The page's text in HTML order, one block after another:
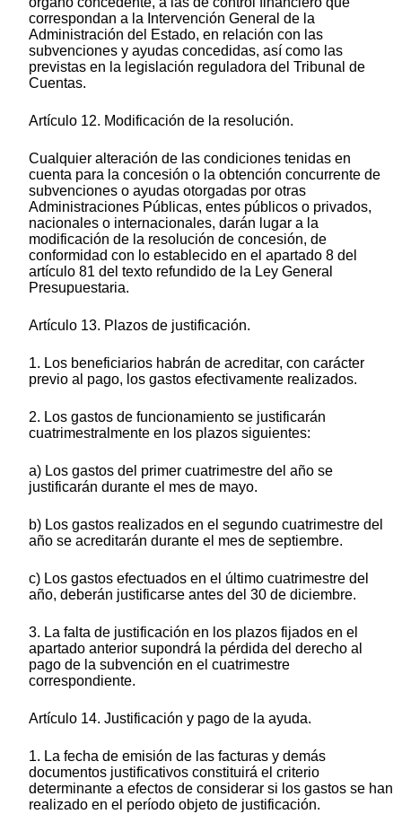
correspondan a la Intervención General de la
Administración del Estado, en relación con las
subvenciones y ayudas concedidas, así como las
previstas en la legislación reguladora del Tribunal de
Cuentas.
Artículo 12. Modificación de la resolución.
Cualquier alteración de las condiciones tenidas en
cuenta para la concesión o la obtención concurrente de
subvenciones o ayudas otorgadas por otras
Administraciones Públicas, entes públicos o privados,
nacionales o internacionales, darán lugar a la
modificación de la resolución de concesión, de
conformidad con lo establecido en el apartado 8 del
artículo 81 del texto refundido de la Ley General
Presupuestaria.
Artículo 13. Plazos de justificación.
1. Los beneficiarios habrán de acreditar, con carácter
previo al pago, los gastos efectivamente realizados.
2. Los gastos de funcionamiento se justificarán
cuatrimestralmente en los plazos siguientes:
a) Los gastos del primer cuatrimestre del año se
justificarán durante el mes de mayo.
b) Los gastos realizados en el segundo cuatrimestre del
año se acreditarán durante el mes de septiembre.
c) Los gastos efectuados en el último cuatrimestre del
año, deberán justificarse antes del 30 de diciembre.
3. La falta de justificación en los plazos fijados en el
apartado anterior supondrá la pérdida del derecho al
pago de la subvención en el cuatrimestre
correspondiente.
Artículo 14. Justificación y pago de la ayuda.
1. La fecha de emisión de las facturas y demás
documentos justificativos constituirá el criterio
determinante a efectos de considerar si los gastos se han
realizado en el período objeto de justificación.